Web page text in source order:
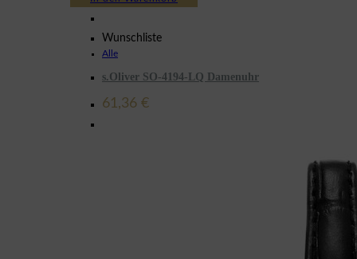
Wunschliste
Alle
s.Oliver SO-4194-LQ Damenuhr
61,36 €